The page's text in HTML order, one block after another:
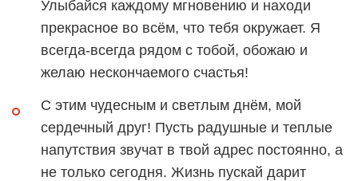
Улыбайся каждому мгновению и находи
прекрасное во всём, что тебя окружает. Я
всегда-всегда рядом с тобой, обожаю и
желаю нескончаемого счастья!
С этим чудесным и светлым днём, мой
сердечный друг! Пусть радушные и теплые
напутствия звучат в твой адрес постоянно, а
не только сегодня. Жизнь пускай дарит